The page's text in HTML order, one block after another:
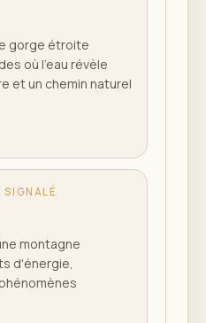
gorge étroite
où l'eau révèle
et un chemin naturel
SIGNALÉ
montagne
d'énergie,